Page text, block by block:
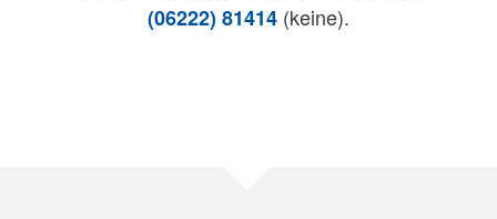
(06222) 81414 (keine).